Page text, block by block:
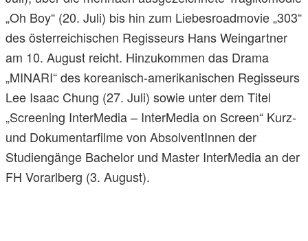
„Oh Boy“ (20. Juli) bis hin zum Liebesroadmovie „303“
des österreichischen Regisseurs Hans Weingartner
am 10. August reicht. Hinzukommen das Drama
„MINARI“ des koreanisch-amerikanischen Regisseurs
Lee Isaac Chung (27. Juli) sowie unter dem Titel
„Screening InterMedia – InterMedia on Screen“ Kurz-
und Dokumentarfilme von AbsolventInnen der
Studiengänge Bachelor und Master InterMedia an der
FH Vorarlberg (3. August).